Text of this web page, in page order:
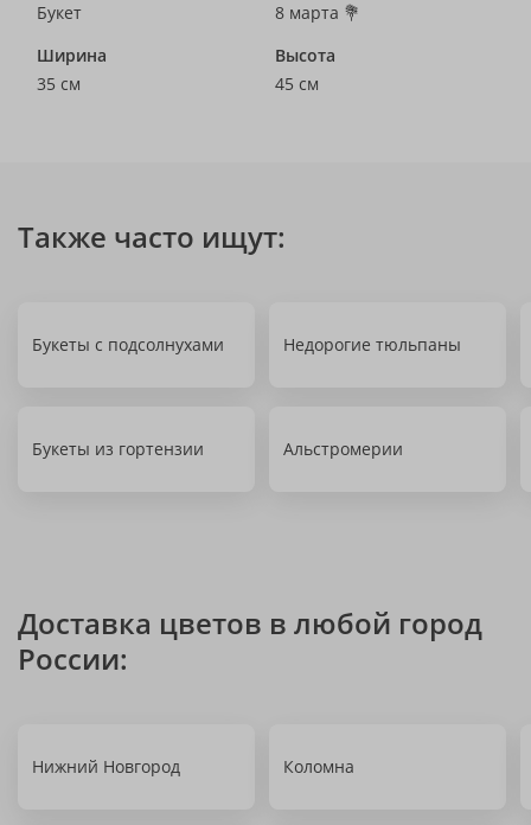
Букет
8 марта 💐
Ширина
35 см
Высота
45 см
Также часто ищут:
Букеты с подсолнухами Недорогие тюльпаны
Букеты из гортензии Альстромерии
Доставка цветов в любой город
России:
Нижний Новгород Коломна